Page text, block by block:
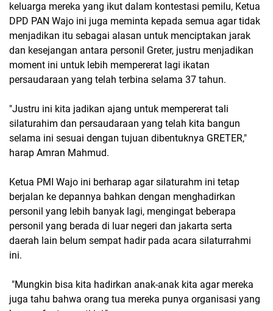
keluarga mereka yang ikut dalam kontestasi pemilu, Ketua
DPD PAN Wajo ini juga meminta kepada semua agar tidak
menjadikan itu sebagai alasan untuk menciptakan jarak
dan kesejangan antara personil Greter, justru menjadikan
moment ini untuk lebih mempererat lagi ikatan
persaudaraan yang telah terbina selama 37 tahun.
"Justru ini kita jadikan ajang untuk mempererat tali
silaturahim dan persaudaraan yang telah kita bangun
selama ini sesuai dengan tujuan dibentuknya GRETER,"
harap Amran Mahmud.
Ketua PMI Wajo ini berharap agar silaturahm ini tetap
berjalan ke depannya bahkan dengan menghadirkan
personil yang lebih banyak lagi, mengingat beberapa
personil yang berada di luar negeri dan jakarta serta
daerah lain belum sempat hadir pada acara silaturrahmi
ini.
"Mungkin bisa kita hadirkan anak-anak kita agar mereka
juga tahu bahwa orang tua mereka punya organisasi yang